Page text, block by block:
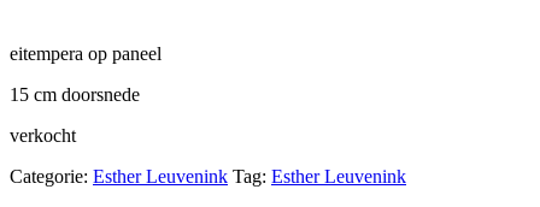
eitempera op paneel
15 cm doorsnede
verkocht
Categorie: Esther Leuvenink Tag: Esther Leuvenink